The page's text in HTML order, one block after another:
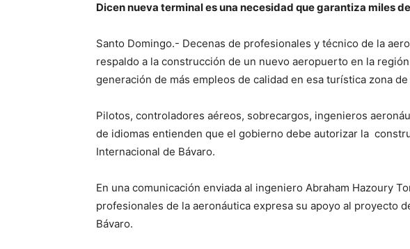
Dicen nueva terminal es una necesidad que garantiza miles
Santo Domingo.- Decenas de profesionales y técnico de la
respaldo a la construcción de un nuevo aeropuerto en la
generación de más empleos de calidad en esa turística zona
Pilotos, controladores aéreos, sobrecargos, ingenieros
de idiomas entienden que el gobierno debe autorizar la
Internacional de Bávaro.
En una comunicación enviada al ingeniero Abraham Hazoury
profesionales de la aeronáutica expresa su apoyo al proyecto
Bávaro.